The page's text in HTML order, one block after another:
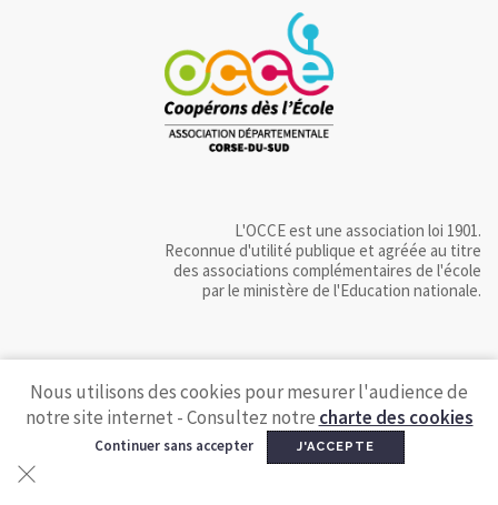
L'OCCE est une association loi 1901.
Reconnue d'utilité publique et agréée au titre
des associations complémentaires de l'école
par le ministère de l'Education nationale.
Nous utilisons des cookies pour mesurer l'audience de
notre site internet - Consultez notre charte des cookies
Continuer sans accepter J'ACCEPTE